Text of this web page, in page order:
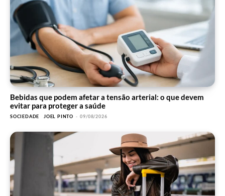
Bebidas que podem afetar a tensão arterial: o que devem
evitar para proteger a saúde
SOCIEDADE JOEL PINTO - 09/08/2026